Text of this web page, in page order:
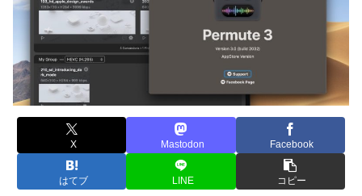
X Mastodon Facebook
はてブ LINE コピー